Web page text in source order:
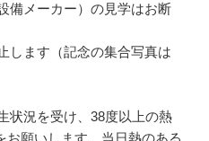
備メーカー）の見学はお断
します（記念の集合写真は
状況を受け、38度以上の熱
願いします。当日熱のある